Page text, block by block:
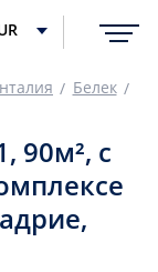
Белек
90м², с